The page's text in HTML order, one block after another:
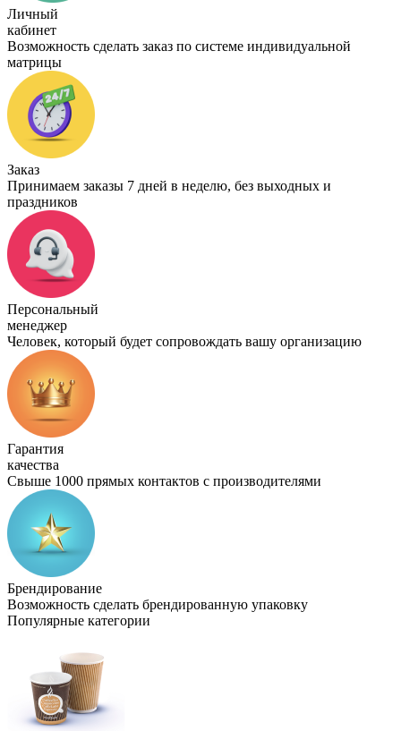
Личный
кабинет
Возможность сделать заказ по системе индивидуальной
матрицы
Заказ
Принимаем заказы 7 дней в неделю, без выходных и
праздников
Персональный
менеджер
Человек, который будет сопровождать вашу организацию
Гарантия
качества
Свыше 1000 прямых контактов с производителями
Брендирование
Возможность сделать брендированную упаковку
Популярные категории